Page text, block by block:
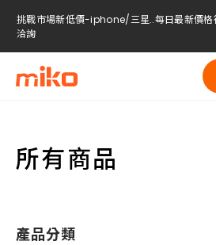
挑戰市場新低價-iphone/三星..每日最新價格
洽詢
挑戰市場新低價-iphone/三星..每日最新價格
洽詢
挑戰市場新低價-iphone/三星..每日最新價格
所有商品
產品分類